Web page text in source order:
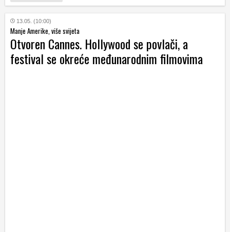
13.05. (10:00)
Manje Amerike, više svijeta
Otvoren Cannes. Hollywood se povlači, a
festival se okreće međunarodnim filmovima